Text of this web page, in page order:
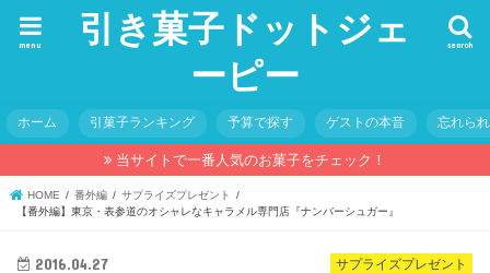
引き菓子ドットジェ
ーピー
search
menu
ホーム 引菓子ランキング 予算で探す ゲストの本音 忘れら
当サイトで一番人気のお菓子をチェック！
HOME 番外編
サプライズプレゼント
【番外編】東京・表参道のオシャレなキャラメル専門店『ナンバーシュガー』
サプライズプレゼント
2016.04.27